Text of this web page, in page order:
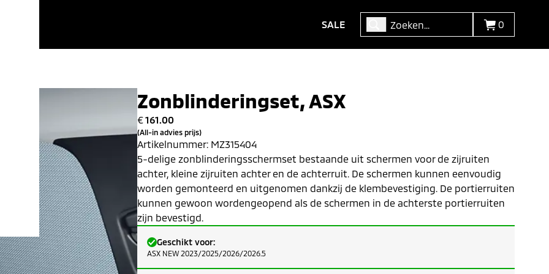
SALE 0
Zonblinderingset, ASX
€161.00
(All-in advies prijs)
Artikelnummer: MZ315404
5-delige zonblinderingsschermset bestaande uit schermen voor de zijruiten
achter, kleine zijruiten achter en de achterruit. De schermen kunnen eenvoudig
worden gemonteerd en uitgenomen dankzij de klembevestiging. De portierruiten
kunnen gewoon wordengeopend als de schermen in de achterste portierruiten
zijn bevestigd.
Geschikt voor:
ASX NEW 2023/2025/2026/2026.5